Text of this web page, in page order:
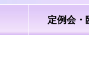
定例会・